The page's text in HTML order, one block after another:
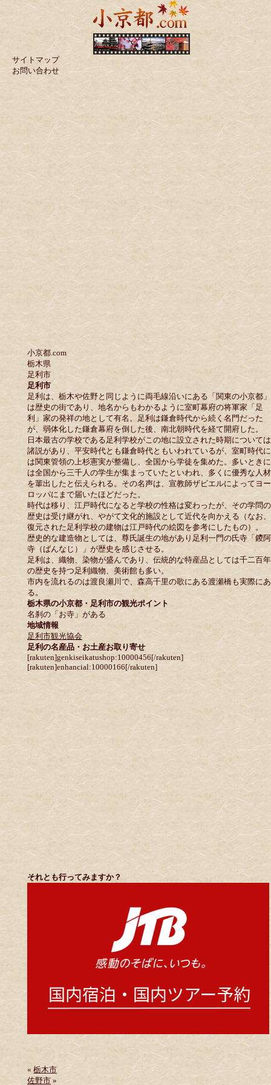
サイトマップ
お問い合わせ
小京都.com
栃木県
足利市
足利市
足利は、栃木や佐野と同じように両毛線沿いにある「関東の小京都」
は歴史の街であり、地名からもわかるように室町幕府の将軍家「足
利」家の発祥の地として有名。足利は鎌倉時代から続く名門だった
が、弱体化した鎌倉幕府を倒した後、南北朝時代を経て開府した。
日本最古の学校である足利学校がこの地に設立された時期については
諸説があり、平安時代とも鎌倉時代ともいわれているが、室町時代に
は関東管領の上杉憲実が整備し、全国から学徒を集めた。多いときに
は全国から三千人の学生が集まっていたといわれ、多くに優秀な人材
を輩出したと伝えられる。その名声は、宣教師ザビエルによってヨー
ロッパにまで届いたほどだった。
時代は移り、江戸時代になると学校の性格は変わったが、その学問の
歴史は受け継がれ、やがて文化的施設として近代を向かえる（なお、
復元された足利学校の建物は江戸時代の絵図を参考にしたもの）。
歴史的な建造物としては、尊氏誕生の地があり足利一門の氏寺「鑁阿
寺（ばんなじ）」が歴史を感じさせる。
足利は、織物、染物が盛んであり、伝統的な特産品としては千二百年
の歴史を持つ足利織物、美術館も多い。
市内を流れるのは渡良瀬川で、森高千里の歌にある渡瀬橋も実際にあ
る。
栃木県の小京都・足利市の観光ポイント
名刹の「お寺」がある
地域情報
足利市観光協会
足利の名産品・お土産お取り寄せ
[rakuten]genkiseikatushop:10000456[/rakuten]
[rakuten]enhancial:10000166[/rakuten]
それとも行ってみますか？
« 栃木市
佐野市 »